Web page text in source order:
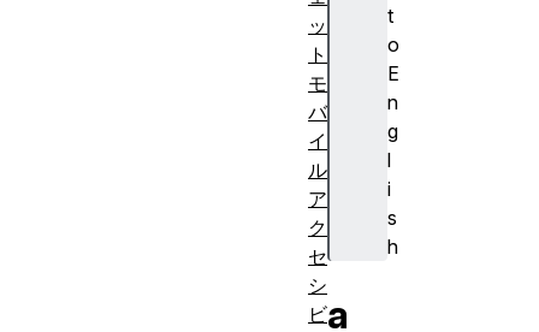
t
o
E
n
g
l
i
s
h
a
ッ
ト
モ
バ
イ
ル
ア
ク
セ
シ
ビ